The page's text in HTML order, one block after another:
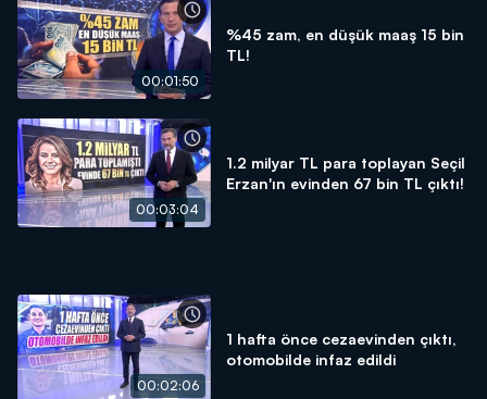
00:01:50
%45 zam, en düşük maaş 15 bin
TL!
00:03:04
1.2 milyar TL para toplayan Seçil
Erzan'ın evinden 67 bin TL çıktı!
00:02:06
1 hafta önce cezaevinden çıktı,
otomobilde infaz edildi